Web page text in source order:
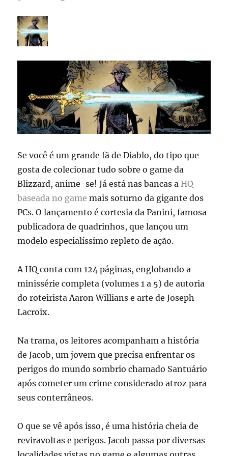
Se você é um grande fã de Diablo, do tipo que
gosta de colecionar tudo sobre o game da
Blizzard, anime-se! Já está nas bancas a HQ
baseada no game mais soturno da gigante dos
PCs. O lançamento é cortesia da Panini, famosa
publicadora de quadrinhos, que lançou um
modelo especialíssimo repleto de ação.
A HQ conta com 124 páginas, englobando a
minissérie completa (volumes 1 a 5) de autoria
do roteirista Aaron Willians e arte de Joseph
Lacroix.
Na trama, os leitores acompanham a história
de Jacob, um jovem que precisa enfrentar os
perigos do mundo sombrio chamado Santuário
após cometer um crime considerado atroz para
seus conterrâneos.
O que se vê após isso, é uma história cheia de
reviravoltas e perigos. Jacob passa por diversas